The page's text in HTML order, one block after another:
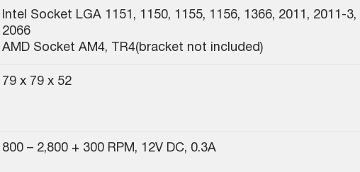
Intel Socket LGA 1151, 1150, 1155, 1156, 1366, 2011, 2011-3,
2066
AMD Socket AM4, TR4(bracket not included)
79 x 79 x 52
800 – 2,800 + 300 RPM, 12V DC, 0.3A